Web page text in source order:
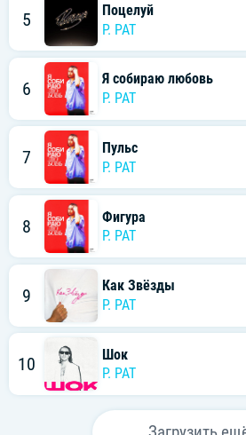
5
Поцелуй
P. PAT
6
Я собираю любовь
P. PAT
7
Пульс
P. PAT
8
Фигура
P. PAT
9
Как Звёзды
P. PAT
10
Шок
P. PAT